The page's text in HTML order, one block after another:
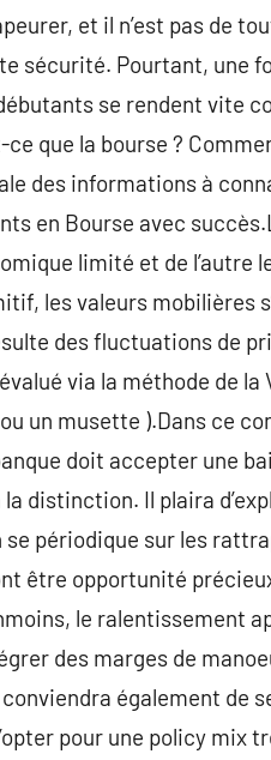
et il n’est pas de
sécurité. Pourtant, une
se rendent vite
ce que la bourse ?
des informations à
en Bourse avec
limité et de l’autre
les valeurs mobilières
des fluctuations de
via la méthode de la
un musette ).Dans ce
doit accepter une
la distinction. Il plaira
périodique sur les
être opportunité
le ralentissement
des marges de
également de
pour une policy mix